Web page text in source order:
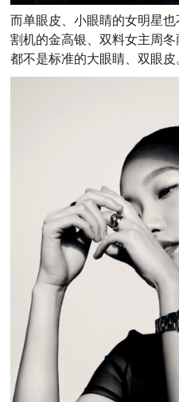
而单眼皮、小眼睛的女明星也
割机的金高银、双料女主周冬
都不是标准的大眼睛、双眼皮